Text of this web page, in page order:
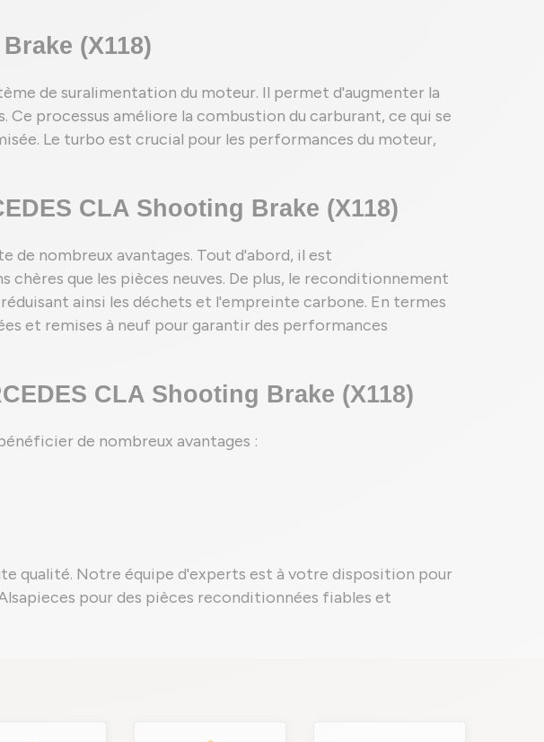
(X118)
de suralimentation du moteur. Il permet d'augmenter la
processus améliore la combustion du carburant, ce qui se
Le turbo est crucial pour les performances du moteur,
CLA Shooting Brake (X118)
de nombreux avantages. Tout d'abord, il est
que les pièces neuves. De plus, le reconditionnement
ainsi les déchets et l'empreinte carbone. En termes
et remises à neuf pour garantir des performances
CLA Shooting Brake (X118)
de nombreux avantages :
qualité. Notre équipe d'experts est à votre disposition pour
pour des pièces reconditionnées fiables et